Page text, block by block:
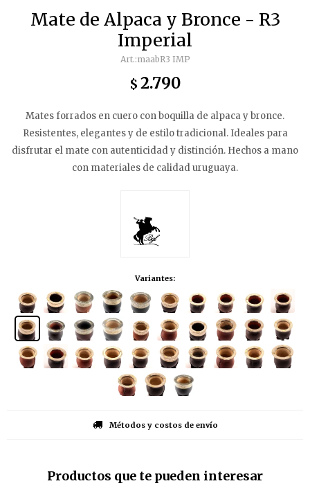
Mate de Alpaca y Bronce - R3
Imperial
maabR3 IMP
$ 2.790
Mates forrados en cuero con boquilla de alpaca y bronce.
Resistentes, elegantes y de estilo tradicional. Ideales para
disfrutar el mate con autenticidad y distinción. Hechos a mano
con materiales de calidad uruguaya.
Variantes:
Métodos y costos de envío
Productos que te pueden interesar